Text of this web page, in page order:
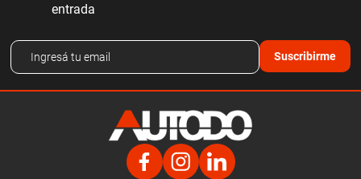
entrada
Suscribirme